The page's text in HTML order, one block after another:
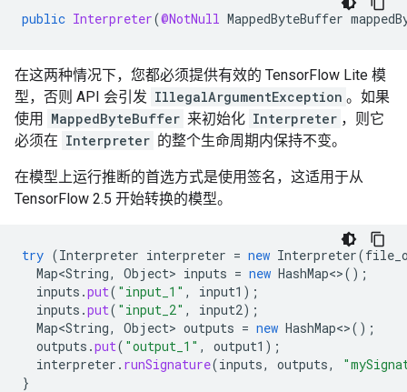
public Interpreter(@NotNull MappedByteBuffer
在这两种情况下，您都必须提供有效的 TensorFlow Lite 模
型，否则 API 会引发 IllegalArgumentException 。如果
使用
MappedByteBuffer 来初始化 Interpreter ，则它
必须在 Interpreter 的整个生命周期内保持不变。
在模型上运行推断的首选方式是使用签名，这适用于从
TensorFlow 2.5 开始转换的模型。
try (Interpreter interpreter = new Interpreter(
Map<String, Object> inputs = new HashMap<>();
inputs .put( "input_1" , input1 );
inputs .put( "input_2" , input2);
Map<String, Object> outputs = new HashMap<>();
outputs .put( "output_1" , output1 );
interpreter . runSignature(inputs, outputs,
}